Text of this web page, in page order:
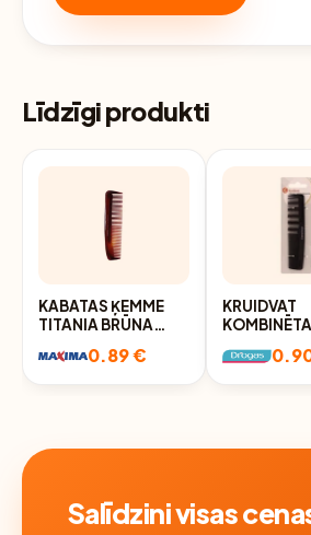
Līdzīgi produkti
KABATAS ĶEMME
TITANIA BRŪNA
0.89 €
KRUIDVAT
KOMBINĒTA
IZMĒRA
Salīdzini visas